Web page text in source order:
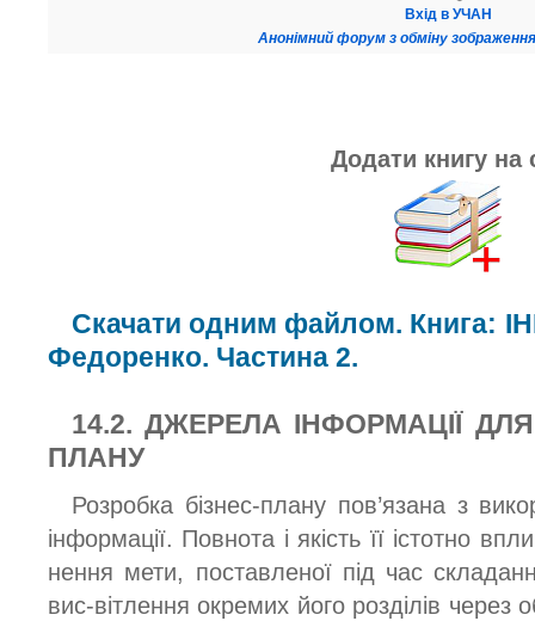
Вхід в УЧАН
Анонімний форум з обміну
Додати книгу на
Скачати одним файлом. Книга:
Федоренко. Частина 2.
14.2. ДЖЕРЕЛА ІНФОРМАЦІЇ
ПЛАНУ
Розробка бізнес-плану пов’язана з
інформації. Повнота і якість її істотно
нення мети, поставленої під час
вис-вітлення окремих його розділів через